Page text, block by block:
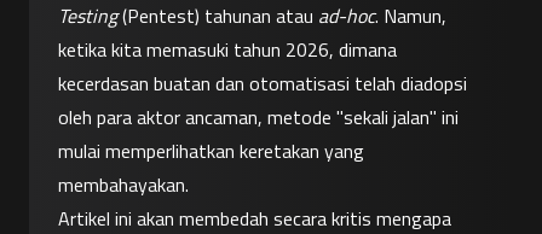
Testing (Pentest) tahunan atau ad-hoc. Namun,
ketika kita memasuki tahun 2026, dimana
kecerdasan buatan dan otomatisasi telah diadopsi
oleh para aktor ancaman, metode "sekali jalan" ini
mulai memperlihatkan keretakan yang
membahayakan.
Artikel ini akan membedah secara kritis mengapa